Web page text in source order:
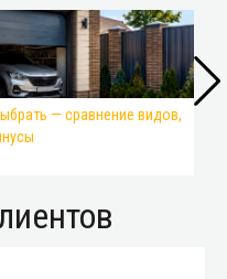
— сравнение видов,